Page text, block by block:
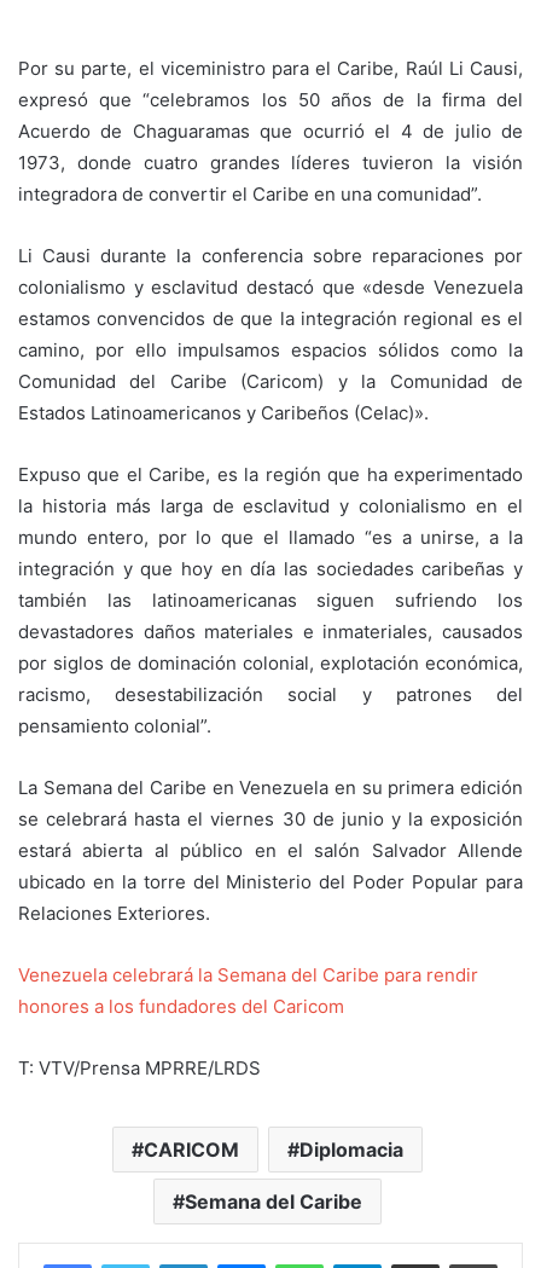
Por su parte, el viceministro para el Caribe, Raúl Li Causi,
expresó que “celebramos los 50 años de la firma del
Acuerdo de Chaguaramas que ocurrió el 4 de julio de
1973, donde cuatro grandes líderes tuvieron la visión
integradora de convertir el Caribe en una comunidad”.
Li Causi durante la conferencia sobre reparaciones por
colonialismo y esclavitud destacó que «desde Venezuela
estamos convencidos de que la integración regional es el
camino, por ello impulsamos espacios sólidos como la
Comunidad del Caribe (Caricom) y la Comunidad de
Estados Latinoamericanos y Caribeños (Celac)».
Expuso que el Caribe, es la región que ha experimentado
la historia más larga de esclavitud y colonialismo en el
mundo entero, por lo que el llamado “es a unirse, a la
integración y que hoy en día las sociedades caribeñas y
también las latinoamericanas siguen sufriendo los
devastadores daños materiales e inmateriales, causados
por siglos de dominación colonial, explotación económica,
racismo, desestabilización social y patrones del
pensamiento colonial”.
La Semana del Caribe en Venezuela en su primera edición
se celebrará hasta el viernes 30 de junio y la exposición
estará abierta al público en el salón Salvador Allende
ubicado en la torre del Ministerio del Poder Popular para
Relaciones Exteriores.
Venezuela celebrará la Semana del Caribe para rendir
honores a los fundadores del Caricom
T: VTV/Prensa MPRRE/LRDS
CARICOM Diplomacia
Semana del Caribe
FacebookTwitter LinkedInMessengerWhatsAppTelegramCompartir por correo electrónico